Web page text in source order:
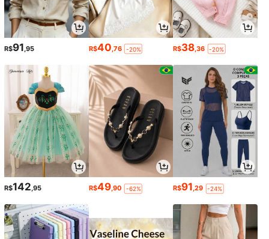
R$91 ,95 R$40 ,76 -20% R$38 ,36 -20%
R$142,95 R$49,90 -62% R$91,29 -24%